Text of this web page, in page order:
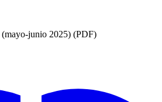
junio 2025) (PDF)